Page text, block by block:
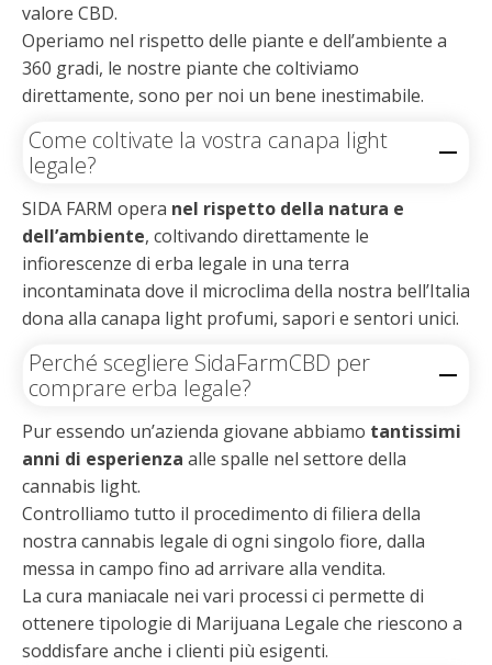
valore CBD.
Operiamo nel rispetto delle piante e dell’ambiente a
360 gradi, le nostre piante che coltiviamo
direttamente, sono per noi un bene inestimabile.
Come coltivate la vostra canapa light
legale?
SIDA FARM opera nel rispetto della natura e
dell’ambiente, coltivando direttamente le
infiorescenze di erba legale in una terra
incontaminata dove il microclima della nostra bell’Italia
dona alla canapa light profumi, sapori e sentori unici.
Perché scegliere SidaFarmCBD per
comprare erba legale?
Pur essendo un’azienda giovane abbiamo tantissimi
anni di esperienza alle spalle nel settore della
cannabis light.
Controlliamo tutto il procedimento di filiera della
nostra cannabis legale di ogni singolo fiore, dalla
messa in campo fino ad arrivare alla vendita.
La cura maniacale nei vari processi ci permette di
ottenere tipologie di Marijuana Legale che riescono a
soddisfare anche i clienti più esigenti.